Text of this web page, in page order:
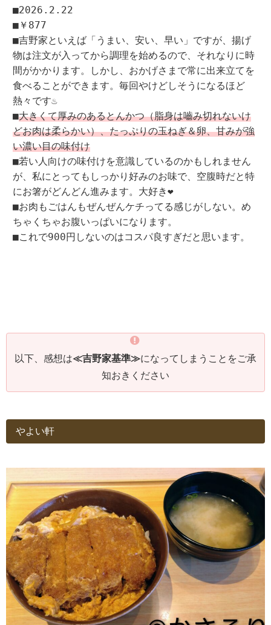
■2026.2.22
■￥877
■吉野家といえば「うまい、安い、早い」ですが、揚げ
物は注文が入ってから調理を始めるので、それなりに時
間がかかります。しかし、おかげさまで常に出来立てを
食べることができます。毎回やけどしそうになるほど
熱々です♨
■大きくて厚みのあるとんかつ（脂身は嚙み切れないけ
どお肉は柔らかい）、たっぷりの玉ねぎ＆卵、甘みが強
い濃い目の味付け
■若い人向けの味付けを意識しているのかもしれません
が、私にとってもしっかり好みのお味で、空腹時だと特
にお箸がどんどん進みます。大好き❤
■お肉もごはんもぜんぜんケチってる感じがしない。め
ちゃくちゃお腹いっぱいになります。
■これで900円しないのはコスパ良すぎだと思います。
以下、感想は≪吉野家基準≫になってしまうことをご承
知おきください
やよい軒